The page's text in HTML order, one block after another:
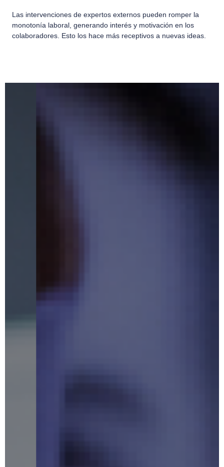
Las intervenciones de expertos externos pueden romper la
monotonía laboral, generando interés y motivación en los
colaboradores. Esto los hace más receptivos a nuevas ideas.